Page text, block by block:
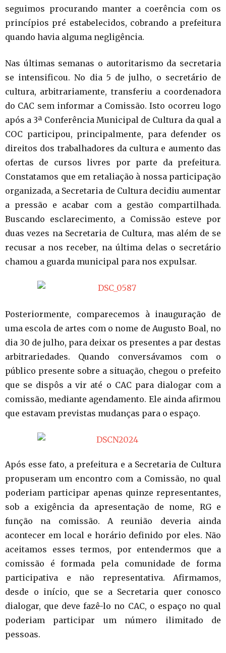
seguimos procurando manter a coerência com os
princípios pré estabelecidos, cobrando a prefeitura
quando havia alguma negligência.
Nas últimas semanas o autoritarismo da secretaria
se intensificou. No dia 5 de julho, o secretário de
cultura, arbitrariamente, transferiu a coordenadora
do CAC sem informar a Comissão. Isto ocorreu logo
após a 3ª Conferência Municipal de Cultura da qual a
COC participou, principalmente, para defender os
direitos dos trabalhadores da cultura e aumento das
ofertas de cursos livres por parte da prefeitura.
Constatamos que em retaliação à nossa participação
organizada, a Secretaria de Cultura decidiu aumentar
a pressão e acabar com a gestão compartilhada.
Buscando esclarecimento, a Comissão esteve por
duas vezes na Secretaria de Cultura, mas além de se
recusar a nos receber, na última delas o secretário
chamou a guarda municipal para nos expulsar.
Posteriormente, comparecemos à inauguração de
uma escola de artes com o nome de Augusto Boal, no
dia 30 de julho, para deixar os presentes a par destas
arbitrariedades. Quando conversávamos com o
público presente sobre a situação, chegou o prefeito
que se dispôs a vir até o CAC para dialogar com a
comissão, mediante agendamento. Ele ainda afirmou
que estavam previstas mudanças para o espaço.
Após esse fato, a prefeitura e a Secretaria de Cultura
propuseram um encontro com a Comissão, no qual
poderiam participar apenas quinze representantes,
sob a exigência da apresentação de nome, RG e
função na comissão. A reunião deveria ainda
acontecer em local e horário definido por eles. Não
aceitamos esses termos, por entendermos que a
comissão é formada pela comunidade de forma
participativa e não representativa. Afirmamos,
desde o início, que se a Secretaria quer conosco
dialogar, que deve fazê-lo no CAC, o espaço no qual
poderiam participar um número ilimitado de
pessoas.